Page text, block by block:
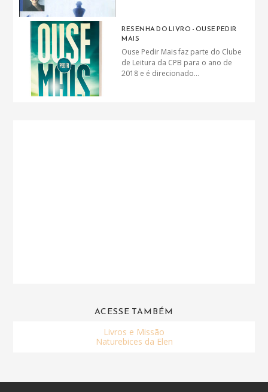
RESENHA DO LIVRO - OUSE PEDIR
MAIS
Ouse Pedir Mais faz parte do Clube
de Leitura da CPB para o ano de
2018 e é direcionado...
ACESSE TAMBÉM
Livros e Missão
Naturebices da Elen